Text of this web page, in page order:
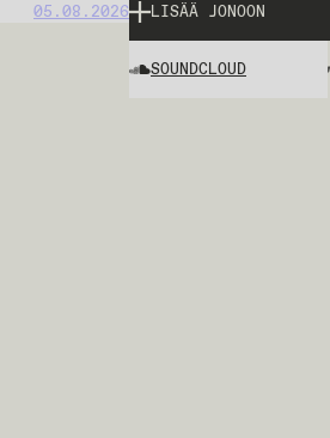
05.08.2026 LISÄÄ JONOON
SOUNDCLOUD